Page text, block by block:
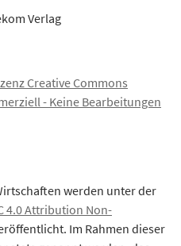
Verlag
Creative Commons
- Keine Bearbeitungen
werden unter der
4.0 Attribution Non-
Im Rahmen dieser